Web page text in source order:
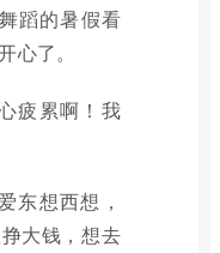
蹈的暑假看
心了。
疲累啊！我
东想西想，
大钱，想去